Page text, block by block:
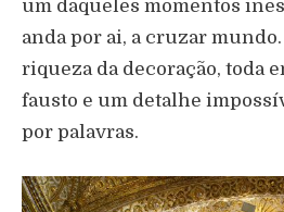
um daqueles momentos
anda por ai, a cruzar
riqueza da decoração, toda
fausto e um detalhe
por palavras.